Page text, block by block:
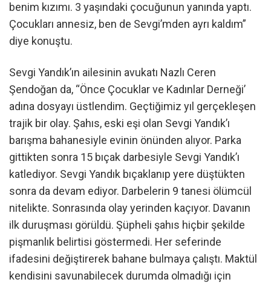
benim kızımı. 3 yaşındaki çocuğunun yanında yaptı.
Çocukları annesiz, ben de Sevgi’mden ayrı kaldım”
diye konuştu.
Sevgi Yandık’ın ailesinin avukatı Nazlı Ceren
Şendoğan da, “Önce Çocuklar ve Kadınlar Derneği’
adına dosyayı üstlendim. Geçtiğimiz yıl gerçekleşen
trajik bir olay. Şahıs, eski eşi olan Sevgi Yandık’ı
barışma bahanesiyle evinin önünden alıyor. Parka
gittikten sonra 15 bıçak darbesiyle Sevgi Yandık’ı
katlediyor. Sevgi Yandık bıçaklanıp yere düştükten
sonra da devam ediyor. Darbelerin 9 tanesi ölümcül
nitelikte. Sonrasında olay yerinden kaçıyor. Davanın
ilk duruşması görüldü. Şüpheli şahıs hiçbir şekilde
pişmanlık belirtisi göstermedi. Her seferinde
ifadesini değiştirerek bahane bulmaya çalıştı. Maktül
kendisini savunabilecek durumda olmadığı için